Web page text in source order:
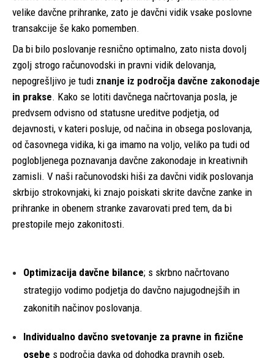
velike davčne prihranke, zato je davčni vidik vsake poslovne
transakcije še kako pomemben.
Da bi bilo poslovanje resnično optimalno, zato nista dovolj
zgolj strogo računovodski in pravni vidik delovanja,
nepogrešljivo je tudi znanje iz področja davčne zakonodaje
in prakse. Kako se lotiti davčnega načrtovanja posla, je
predvsem odvisno od statusne ureditve podjetja, od
dejavnosti, v kateri posluje, od načina in obsega poslovanja,
od časovnega vidika, ki ga imamo na voljo, veliko pa tudi od
poglobljenega poznavanja davčne zakonodaje in kreativnih
zamisli. V naši računovodski hiši za davčni vidik poslovanja
skrbijo strokovnjaki, ki znajo poiskati skrite davčne zanke in
prihranke in obenem stranke zavarovati pred tem, da bi
prestopile mejo zakonitosti.
Optimizacija davčne bilance; s skrbno načrtovano
strategijo vodimo podjetja do davčno najugodnejših in
zakonitih načinov poslovanja.
Individualno davčno svetovanje za pravne in fizične
osebe s področja davka od dohodka pravnih oseb,